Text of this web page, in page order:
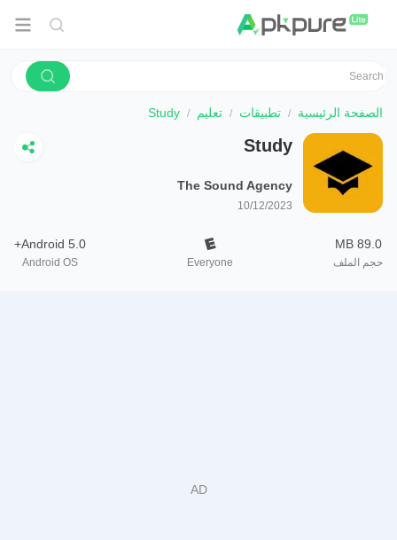
الصفحة الرئيسية تطبيقات تعليم Study
Study
The Sound Agency
10/12/2023
89.0 MB
حجم الملف Everyone
Android 5.0+
Android OS